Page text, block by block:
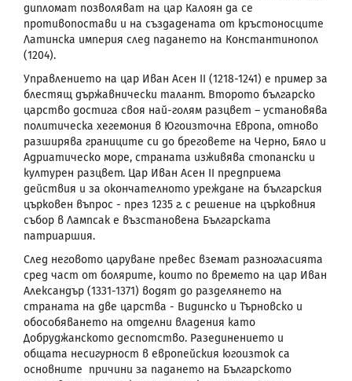
дипломат позволяват на цар Калоян да се
противопостави и на създадената от кръстоносците
Латинска империя след падането на Константинопол
(1204).
Управлението на цар Иван Асен II (1218-1241) е пример за
блестящ държавнически талант. Второто българско
царство достига своя най-голям разцвет – установява
политическа хегемония в Югоизточна Европа, отново
разширява границите си до бреговете на Черно, Бяло и
Адриатическо море, страната изживява стопански и
културен разцвет. Цар Иван Асен II предприема
действия и за окончателното уреждане на българския
църковен въпрос - през 1235 г. с решение на църковния
събор в Лампсак е възстановена Българската
патриаршия.
След неговото царуване превес вземат разногласията
сред част от болярите, които по времето на цар Иван
Александър (1331-1371) водят до разделянето на
страната на две царства - Видинско и Търновско и
обособяването на отделни владения като
Добруджанското деспотство. Разединението и
общата несигурност в европейския югоизток са
основните причини за падането на Българското